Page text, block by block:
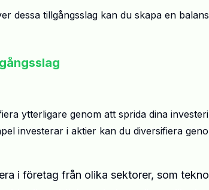
dessa tillgångsslag kan du skapa en
ytterligare genom att sprida dina
investerar i aktier kan du diversifiera
i företag från olika sektorer, som